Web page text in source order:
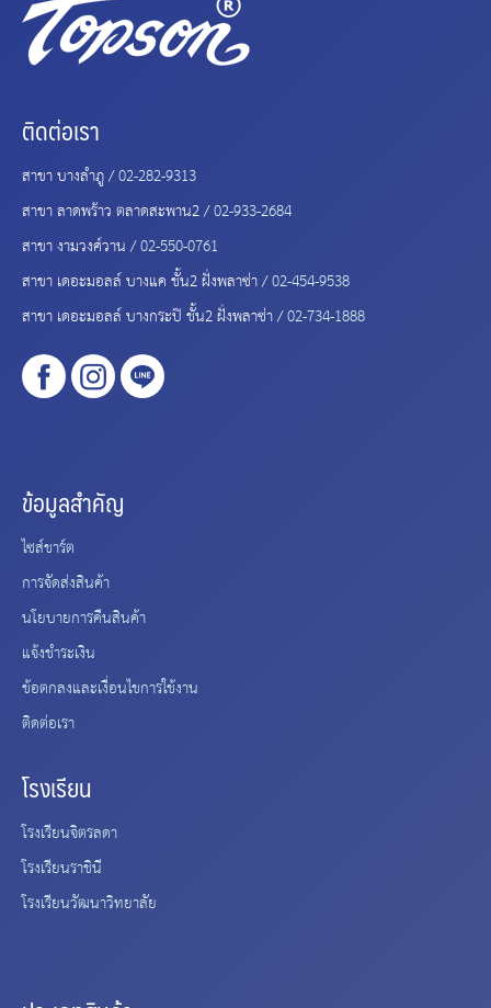
ติดต่อเรา
สาขา บางลำภู /02-282-9313
สาขา ลาดพร้าว ตลาดสะพาน2 /02-933-2684
สาขา งามวงศ์วาน /02-550-0761
สาขา เดอะมอลล์ บางแค ชั้น2 ฝั่งพลาซ่า /02-454-9538
สาขา เดอะมอลล์ บางกระปิ ชั้น2 ฝั่งพลาซ่า /02-734-1888
ข้อมูลสำคัญ
ไซส์ชาร์ต
การจัดส่งสินค้า
นโยบายการคืนสินค้า
แจ้งชำระเงิน
ข้อตกลงและเงื่อนไขการใช้งาน
ติดต่อเรา
โรงเรียน
โรงเรียนจิตรลดา
โรงเรียนราชินี
โรงเรียนวัฒนาวิทยาลัย